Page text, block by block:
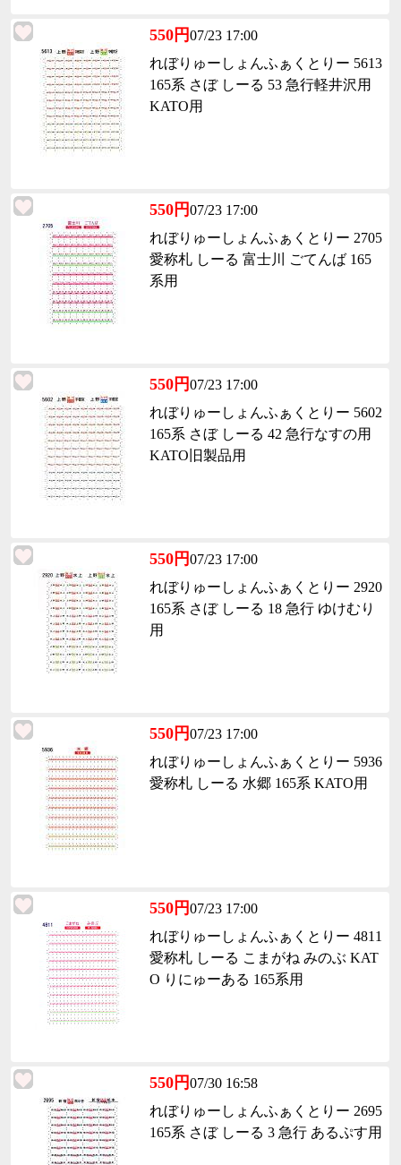
550円07/23 17:00
れぼりゅーしょんふぁくとりー 5613
165系 さぼ しーる 53 急行軽井沢用
KATO用
550円07/23 17:00
れぼりゅーしょんふぁくとりー 2705
愛称札 しーる 富士川 ごてんば 165
系用
550円07/23 17:00
れぼりゅーしょんふぁくとりー 5602
165系 さぼ しーる 42 急行なすの用
KATO旧製品用
550円07/23 17:00
れぼりゅーしょんふぁくとりー 2920
165系 さぼ しーる 18 急行 ゆけむり
用
550円07/23 17:00
れぼりゅーしょんふぁくとりー 5936
愛称札 しーる 水郷 165系 KATO用
550円07/23 17:00
れぼりゅーしょんふぁくとりー 4811
愛称札 しーる こまがね みのぶ KAT
O りにゅーある 165系用
550円07/30 16:58
れぼりゅーしょんふぁくとりー 2695
165系 さぼ しーる 3 急行 あるぷす用